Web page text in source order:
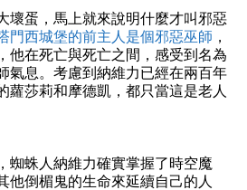
壞蛋，馬上就來說明什麼才叫邪惡
門西城堡的前主人是個邪惡巫師 ，
他在死亡與死亡之間，感受到名為
氣息。考慮到納維力已經在兩百年
蘿莎莉和摩德凱，都只當這是老人
蜘蛛人納維力確實掌握了時空魔
他倒楣鬼的生命來延續自己的人